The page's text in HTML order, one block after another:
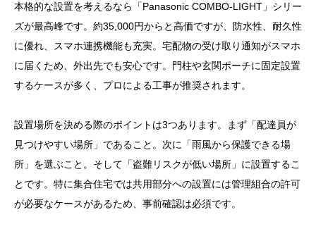
本格的な設置を考えるなら「Panasonic COMBO-LIGHT」シリー
ズが最高峰です。約35,000円からと高価ですが、防水性、耐久性
に優れ、スマホ連携機能も充実。宅配物の受け取り通知がスマホ
に届くため、外出先でも安心です。門柱や玄関ポーチに固定設置
するケースが多く、プロによる工事が推奨されます。
設置場所を決める際のポイントは3つあります。まず「配達員が
見つけやすい場所」であること。次に「雨風から保護できる場
所」を選ぶこと。そして「盗難リスクが低い場所」に設置するこ
とです。特に集合住宅では共用部分への設置には管理組合の許可
が必要なケースがあるため、事前確認は必須です。